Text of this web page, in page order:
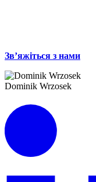
Зв’яжіться з нами
Dominik Wrzosek